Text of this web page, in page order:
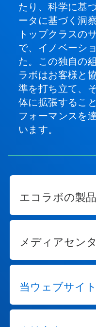
たり、科学に基
ータに基づく洞
トップクラスの
で、イノベーシ
た。この独自の
ラボはお客様と
準を打ち立て、
体に拡張するこ
フォーマンスを
います。
エコラボの製品
メディアセン
当ウェブサイ